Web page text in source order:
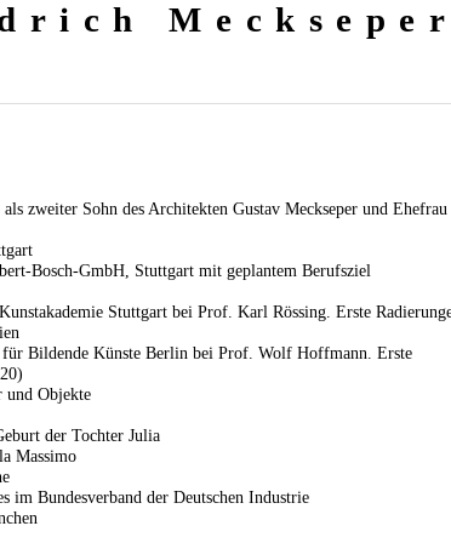
zweiter Sohn des Architekten Gustav Meckseper und
Bosch-GmbH, Stuttgart mit geplantem Berufsziel
Stuttgart bei Prof. Karl Rössing. Erste
für Bildende Künste Berlin bei Prof. Wolf Hoffmann. Erste
und Objekte
der Tochter Julia
Massimo
im Bundesverband der Deutschen Industrie